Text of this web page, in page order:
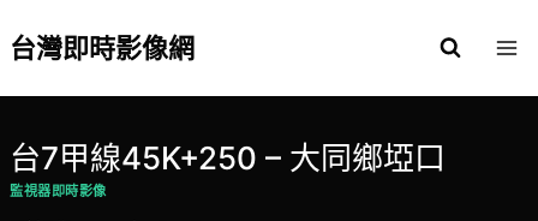
to台灣即時影像網
台7甲線45K+250 – 大同鄉埡口
監視器即時影像